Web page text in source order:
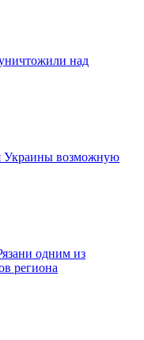
над
Украины возможную
одним из
региона